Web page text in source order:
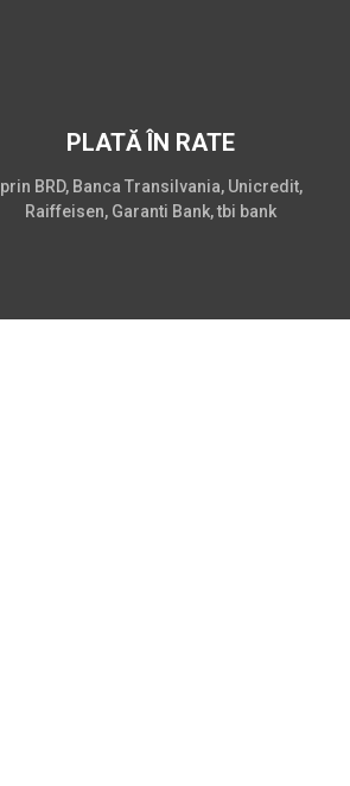
PLATĂ ÎN RATE
prin BRD, Banca Transilvania, Unicredit,
Raiffeisen, Garanti Bank, tbi bank